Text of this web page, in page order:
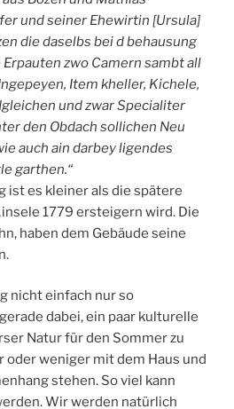
und seiner Ehewirtin [Ursula]
die daselbs bei d behausung
zwo Camern sambt all
Item kheller, Kichele,
und zwar Specialiter
den Obdach sollichen Neu
auch ain darbey ligendes
garthen.“
ist es kleiner als die spätere
1779 ersteigern wird. Die
haben dem Gebäude seine
nicht einfach nur so
dabei, ein paar kulturelle
Natur für den Sommer zu
oder weniger mit dem Haus und
stehen. So viel kann
Wir werden natürlich